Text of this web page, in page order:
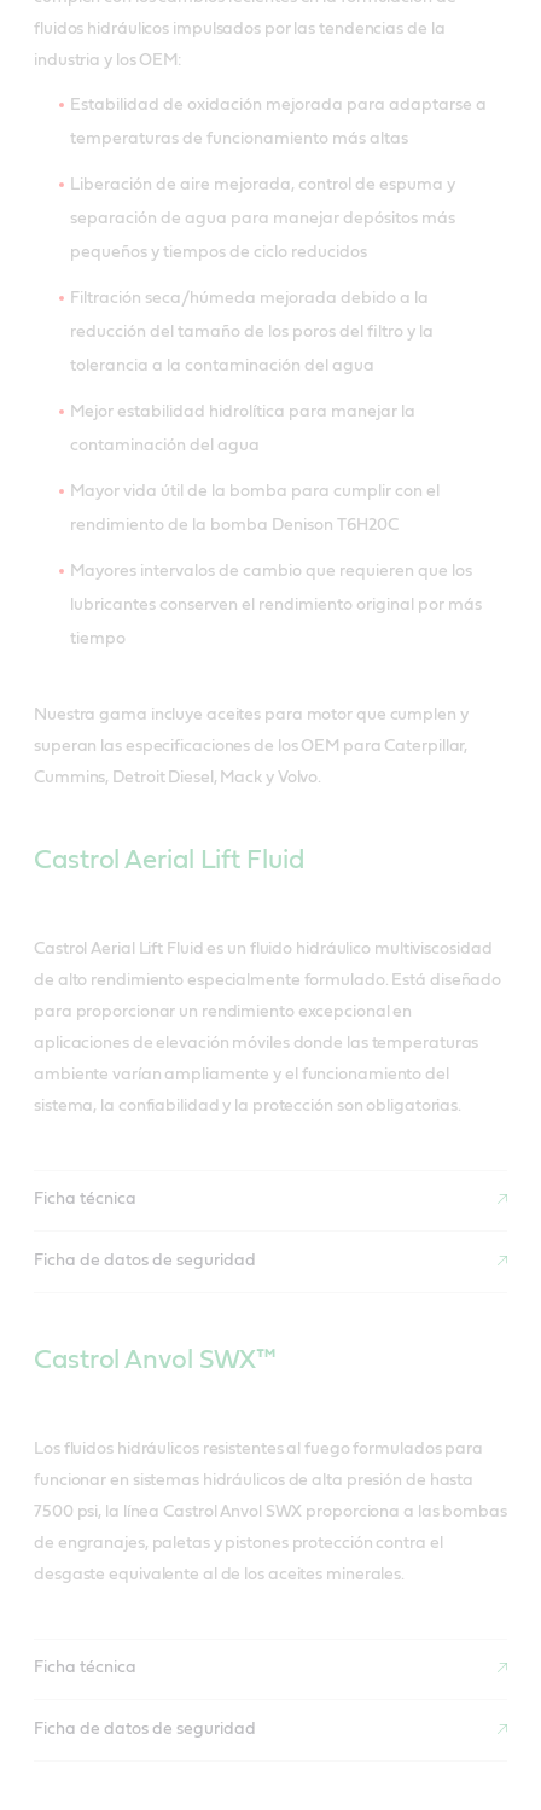
fluidos hidráulicos impulsados por las tendencias de la
industria y los OEM:
Estabilidad de oxidación mejorada para adaptarse a
temperaturas de funcionamiento más altas
Liberación de aire mejorada, control de espuma y
separación de agua para manejar depósitos más
pequeños y tiempos de ciclo reducidos
Filtración seca/húmeda mejorada debido a la
reducción del tamaño de los poros del filtro y la
tolerancia a la contaminación del agua
Mejor estabilidad hidrolítica para manejar la
contaminación del agua
Mayor vida útil de la bomba para cumplir con el
rendimiento de la bomba Denison T6H20C
Mayores intervalos de cambio que requieren que los
lubricantes conserven el rendimiento original por más
tiempo
Nuestra gama incluye aceites para motor que cumplen y
superan las especificaciones de los OEM para Caterpillar,
Cummins, Detroit Diesel, Mack y Volvo.
Castrol Aerial Lift Fluid
Castrol Aerial Lift Fluid es un fluido hidráulico multiviscosidad
de alto rendimiento especialmente formulado. Está diseñado
para proporcionar un rendimiento excepcional en
aplicaciones de elevación móviles donde las temperaturas
ambiente varían ampliamente y el funcionamiento del
sistema, la confiabilidad y la protección son obligatorias.
Ficha técnica
Ficha de datos de seguridad
Castrol Anvol SWX™
Los fluidos hidráulicos resistentes al fuego formulados para
funcionar en sistemas hidráulicos de alta presión de hasta
7500 psi, la línea Castrol Anvol SWX proporciona a las bombas
de engranajes, paletas y pistones protección contra el
desgaste equivalente al de los aceites minerales.
Ficha técnica
Ficha de datos de seguridad